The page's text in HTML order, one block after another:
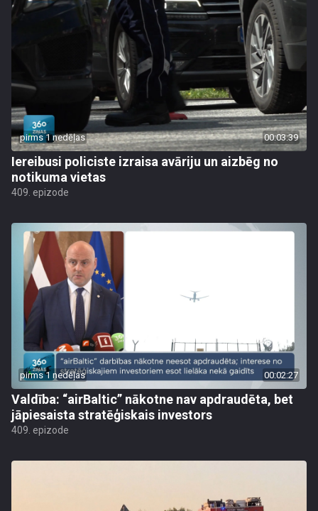
pirms 1 nedēļas 00:03:39
Iereibusi policiste izraisa avāriju un aizbēg no
notikuma vietas
409. epizode
pirms 1 nedēļas 00:02:27
Valdība: “airBaltic” nākotne nav apdraudēta, bet
jāpiesaista stratēģiskais investors
409. epizode